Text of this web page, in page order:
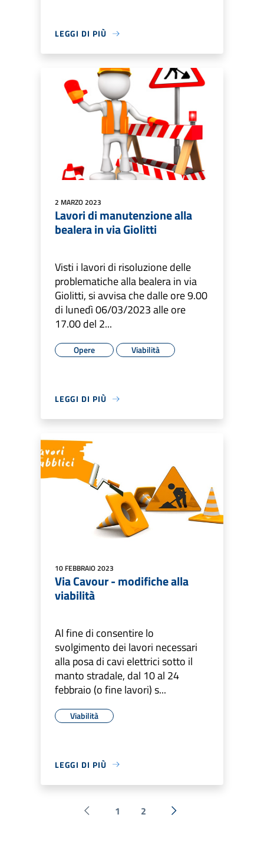
LEGGI DI PIÙ
2 MARZO 2023
Lavori di manutenzione alla
bealera in via Giolitti
Visti i lavori di risoluzione delle
problematiche alla bealera in via
Giolitti, si avvisa che dalle ore 9.00
di lunedì 06/03/2023 alle ore
17.00 del 2...
Opere Viabilità
LEGGI DI PIÙ
10 FEBBRAIO 2023
Via Cavour - modifiche alla
viabilità
Al fine di consentire lo
svolgimento dei lavori necessari
alla posa di cavi elettrici sotto il
manto stradale, dal 10 al 24
febbraio (o fine lavori) s...
Viabilità
LEGGI DI PIÙ
Pagina precedente
1 2 Successiva »